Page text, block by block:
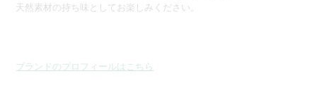
天然素材の持ち味としてお楽しみください。
ブランドのプロフィールはこちら